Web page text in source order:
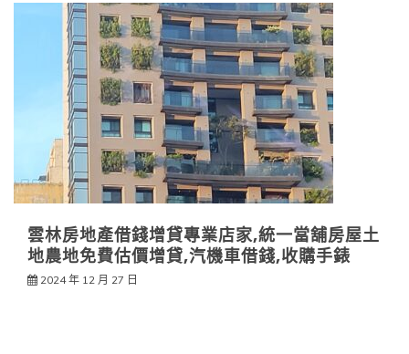
雲林房地產借錢增貸專業店家,統一當舖房屋土
地農地免費估價增貸,汽機車借錢,收購手錶
2024 年 12 月 27 日